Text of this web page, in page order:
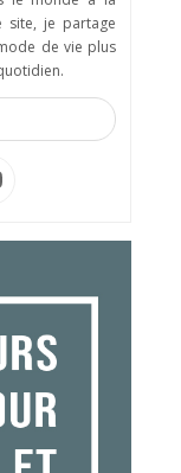
site, je partage
de vie plus